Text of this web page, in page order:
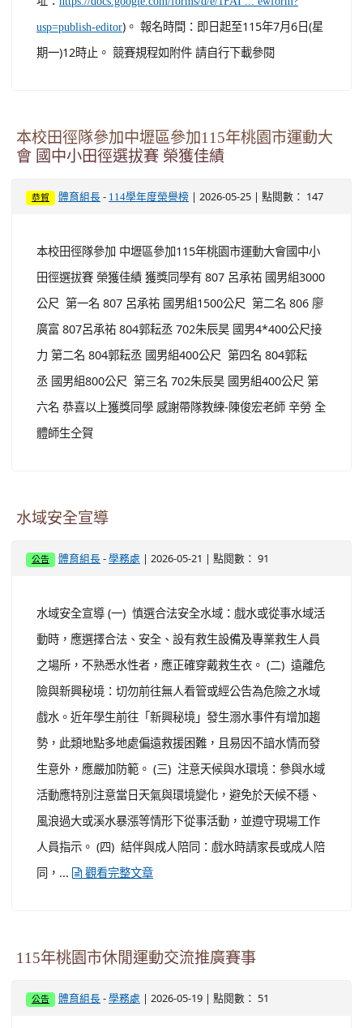
usp=publish-editor)。 報名時間：即日起至115年7月6日(星
期一)12時止。 競賽規程如附件 請自行下載參閱
本校田徑隊參加中壢區參加115年桃園市運動大
會 國中小田徑選拔賽 榮獲佳績
恭賀 體育組長 - 114學年度榮譽榜 | 2026-05-25 | 點閱數： 147
本校田徑隊參加 中壢區參加115年桃園市運動大會國中小
田徑選拔賽 榮獲佳績 獲獎同學有 807 呂承祐 國男組3000
公尺 第一名 807 呂承祐 國男組1500公尺 第二名 806 廖
廣富 807呂承祐 804郭耘丞 702朱辰昊 國男4*400公尺接
力 第二名 804郭耘丞 國男組400公尺 第四名 804郭耘
丞 國男組800公尺 第三名 702朱辰昊 國男組400公尺 第
六名 恭喜以上獲獎同學 感謝帶隊教練-陳俊宏老師 辛勞 全
體師生仝賀
水域安全宣導
公告 體育組長 -學務處 | 2026-05-21 | 點閱數： 91
水域安全宣導 (一) 慎選合法安全水域：戲水或從事水域活
動時，應選擇合法、安全、設有救生設備及專業救生人員
之場所，不熟悉水性者，應正確穿戴救生衣。 (二) 遠離危
險與新興秘境：切勿前往無人看管或經公告為危險之水域
戲水。近年學生前往「新興秘境」發生溺水事件有增加趨
勢，此類地點多地處偏遠救援困難，且易因不諳水情而發
生意外，應嚴加防範。 (三) 注意天候與水環境：參與水域
活動應特別注意當日天氣與環境變化，避免於天候不穩、
風浪過大或溪水暴漲等情形下從事活動，並遵守現場工作
人員指示。 (四) 結伴與成人陪同：戲水時請家長或成人陪
同，...
觀看完整文章
115年桃園市休閒運動交流推廣賽事
公告 體育組長 -學務處 | 2026-05-19 | 點閱數： 51